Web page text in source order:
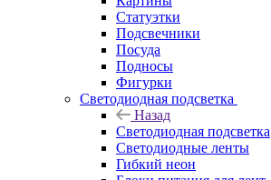
Статуэтки
Подсвечники
Посуда
Подносы
Фигурки
Светодиодная подсветка
Назад
Светодиодная подсветка
Светодиодные ленты
Гибкий неон